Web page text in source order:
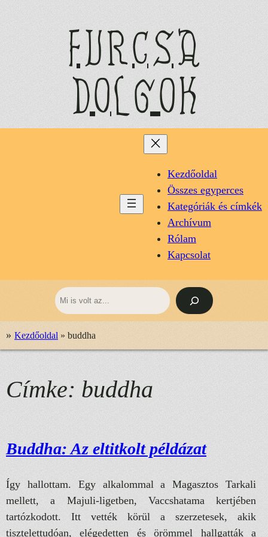
furcsa
dolgok
Kezdőoldal
Összes egyperces
Kategóriák és címkék
Archívum
Rólam
Kapcsolat
Keresés
» Kezdőoldal » buddha
Címke: buddha
Buddha: Az eltitkolt példázat
Így hallottam. Egy alkalommal a Magasztos Tarkali
mellett, a Majuli-ligetben, Vaccshatama kertjében
tartózkodott. Itt vették körül a szerzetesek, akik
tisztelettudóan, elégedetten és örömmel hallgatták a